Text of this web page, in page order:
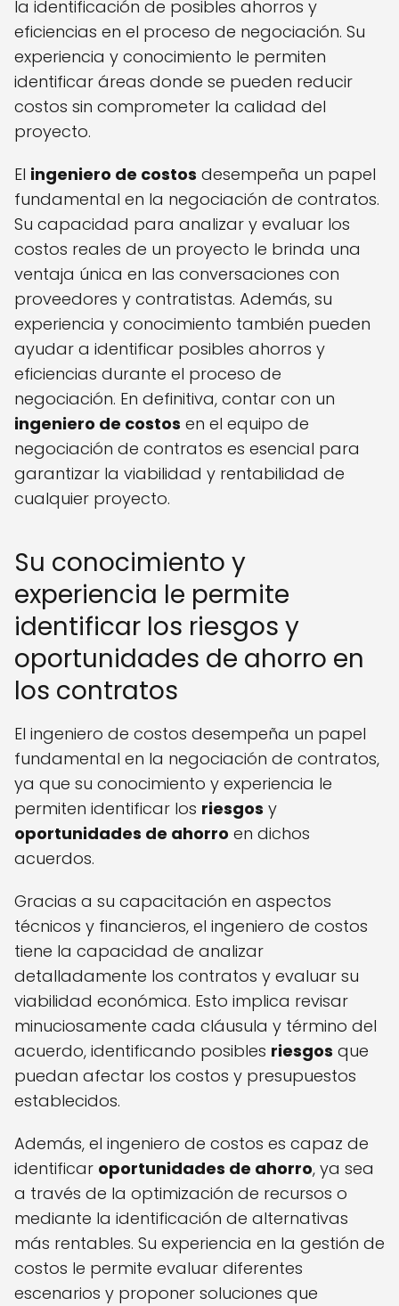
la identificación de posibles ahorros y
eficiencias en el proceso de negociación. Su
experiencia y conocimiento le permiten
identificar áreas donde se pueden reducir
costos sin comprometer la calidad del
proyecto.
El ingeniero de costos desempeña un papel
fundamental en la negociación de contratos.
Su capacidad para analizar y evaluar los
costos reales de un proyecto le brinda una
ventaja única en las conversaciones con
proveedores y contratistas. Además, su
experiencia y conocimiento también pueden
ayudar a identificar posibles ahorros y
eficiencias durante el proceso de
negociación. En definitiva, contar con un
ingeniero de costos en el equipo de
negociación de contratos es esencial para
garantizar la viabilidad y rentabilidad de
cualquier proyecto.
Su conocimiento y
experiencia le permite
identificar los riesgos y
oportunidades de ahorro en
los contratos
El ingeniero de costos desempeña un papel
fundamental en la negociación de contratos,
ya que su conocimiento y experiencia le
permiten identificar los riesgos y
oportunidades de ahorro en dichos
acuerdos.
Gracias a su capacitación en aspectos
técnicos y financieros, el ingeniero de costos
tiene la capacidad de analizar
detalladamente los contratos y evaluar su
viabilidad económica. Esto implica revisar
minuciosamente cada cláusula y término del
acuerdo, identificando posibles riesgos que
puedan afectar los costos y presupuestos
establecidos.
Además, el ingeniero de costos es capaz de
identificar oportunidades de ahorro, ya sea
a través de la optimización de recursos o
mediante la identificación de alternativas
más rentables. Su experiencia en la gestión de
costos le permite evaluar diferentes
escenarios y proponer soluciones que